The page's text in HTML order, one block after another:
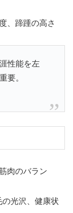
、蹄踵の高さ
性能を左
要。
筋肉のバラン
の光沢、健康状